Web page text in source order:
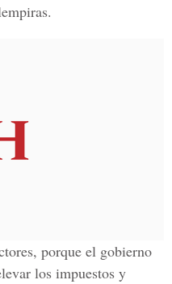
porque el gobierno
los impuestos y